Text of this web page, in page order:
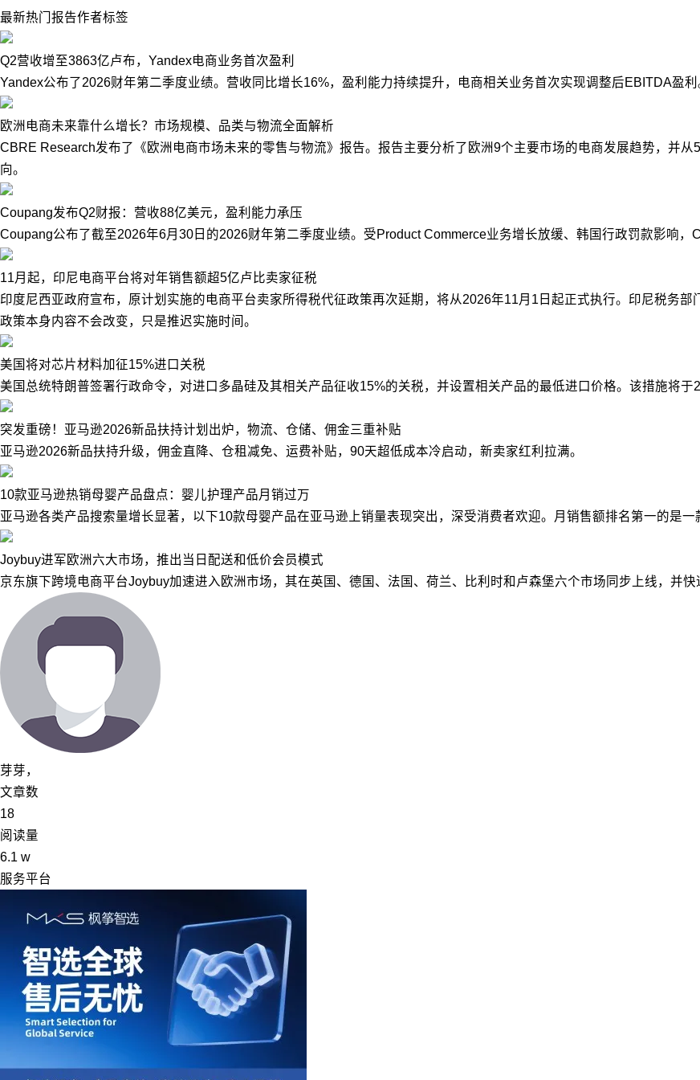
最新热门 报告作者标签
Q2营收增至3863亿卢布，Yandex电商业务首次盈利
Yandex公布了2026财年第二季度业绩。营收同比增长16%，盈利能力持续提升，电商相关业务首次实现调整后EBITDA盈利
欧洲电商未来靠什么增长？市场规模、品类与物流全面解析
CBRE Research发布了《欧洲电商市场未来的零售与物流》报告。报告主要分析了欧洲9个主要市场的电商发展趋势，并
向。
Coupang发布Q2财报：营收88亿美元，盈利能力承压
Coupang公布了截至2026年6月30日的2026财年第二季度业绩。受Product Commerce业务增长放缓、韩国行政罚款影响，
11月起，印尼电商平台将对年销售额超5亿卢比卖家征税
印度尼西亚政府宣布，原计划实施的电商平台卖家所得税代征政策再次延期，将从2026年11月1日起正式执行。印尼税务部
政策本身内容不会改变，只是推迟实施时间。
美国将对芯片材料加征15%进口关税
美国总统特朗普签署行政命令，对进口多晶硅及其相关产品征收15%的关税，并设置相关产品的最低进口价格。该措施将于
突发重磅！亚马逊2026新品扶持计划出炉，物流、仓储、佣金三重补贴
亚马逊2026新品扶持升级，佣金直降、仓租减免、运费补贴，90天超低成本冷启动，新卖家红利拉满。
10款亚马逊热销母婴产品盘点：婴儿护理产品月销过万
亚马逊各类产品搜索量增长显著，以下10款母婴产品在亚马逊上销量表现突出，深受消费者欢迎。月销售额排名第一的是一
Joybuy进军欧洲六大市场，推出当日配送和低价会员模式
京东旗下跨境电商平台Joybuy加速进入欧洲市场，其在英国、德国、法国、荷兰、比利时和卢森堡六个市场同步上线，并
芽芽，
文章数
18
阅读量
6.1 w
服务平台